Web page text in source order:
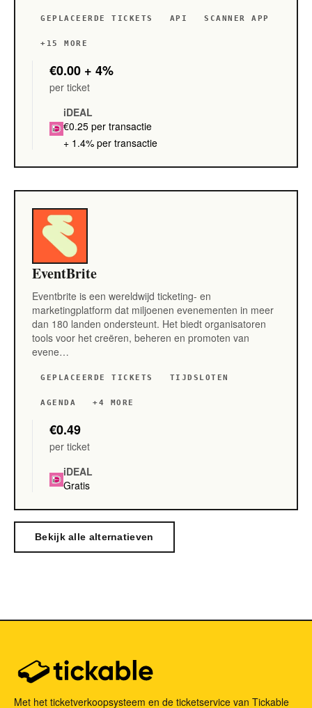
GEPLACEERDE TICKETS API SCANNER APP
+15 MORE
€0.00 + 4%
per ticket
iDEAL
€0.25 per transactie
+ 1.4% per transactie
EventBrite
Eventbrite is een wereldwijd ticketing- en
marketingplatform dat miljoenen evenementen in meer
dan 180 landen ondersteunt. Het biedt organisatoren
tools voor het creëren, beheren en promoten van
evene…
GEPLACEERDE TICKETS TIJDSLOTEN
AGENDA +4 MORE
€0.49
per ticket
iDEAL
Gratis
Bekijk alle alternatieven
Met het ticketverkoopsysteem en de ticketservice van Tickable